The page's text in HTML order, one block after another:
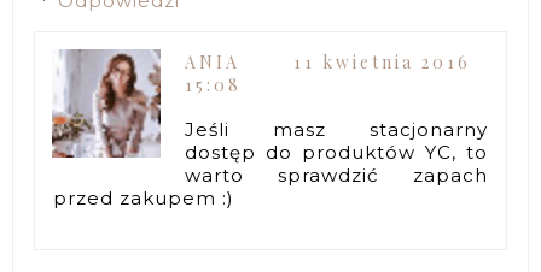
ANIA
11 kwietnia 2016
15:08
Jeśli masz stacjonarny
dostęp do produktów YC, to
warto sprawdzić zapach
przed zakupem :)